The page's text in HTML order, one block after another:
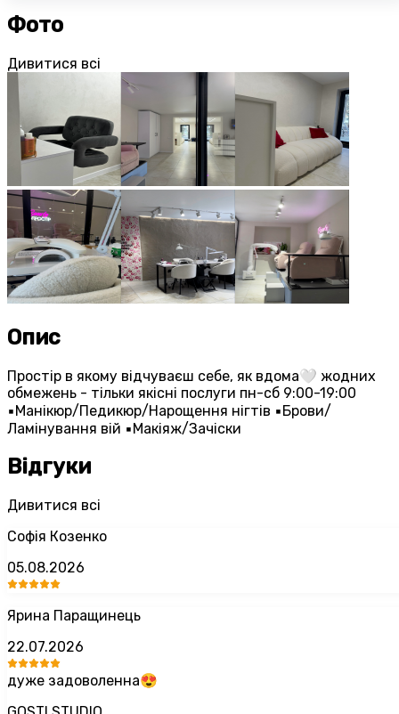
Фото
Дивитися всі
Опис
Простір в якому відчуваєш себе, як вдома🤍 жодних
обмежень - тільки якісні послуги пн-сб 9:00-19:00
▪️Манікюр/Педикюр/Нарощення нігтів ▪️Брови/
Ламінування вій ▪️Макіяж/Зачіски
Відгуки
Дивитися всі
Софія Козенко
05.08.2026
Ярина Паращинець
22.07.2026
дуже задоволенна😍